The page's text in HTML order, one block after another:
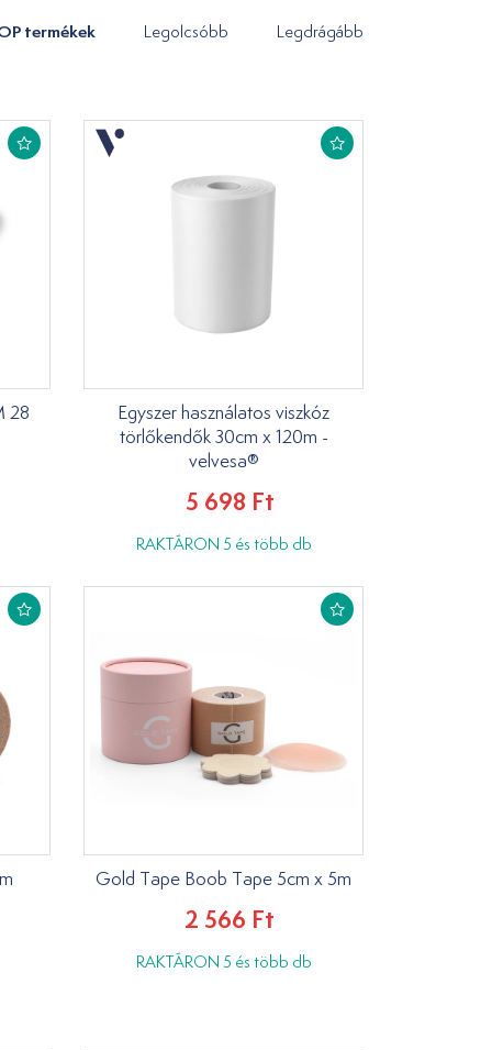
termékek Legolcsóbb Legdrágább
28
Egyszer használatos viszkóz
törlőkendők 30cm x 120m -
velvesa®
5 698 Ft
RAKTÁRON 5 és több db
Gold Tape Boob Tape 5cm x 5m
2 566 Ft
RAKTÁRON 5 és több db